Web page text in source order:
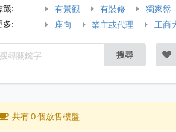
籤:
有景觀 有裝修 獨家盤
多:
座向 業主或代理 工商
搜尋
共有 0 個放售樓盤